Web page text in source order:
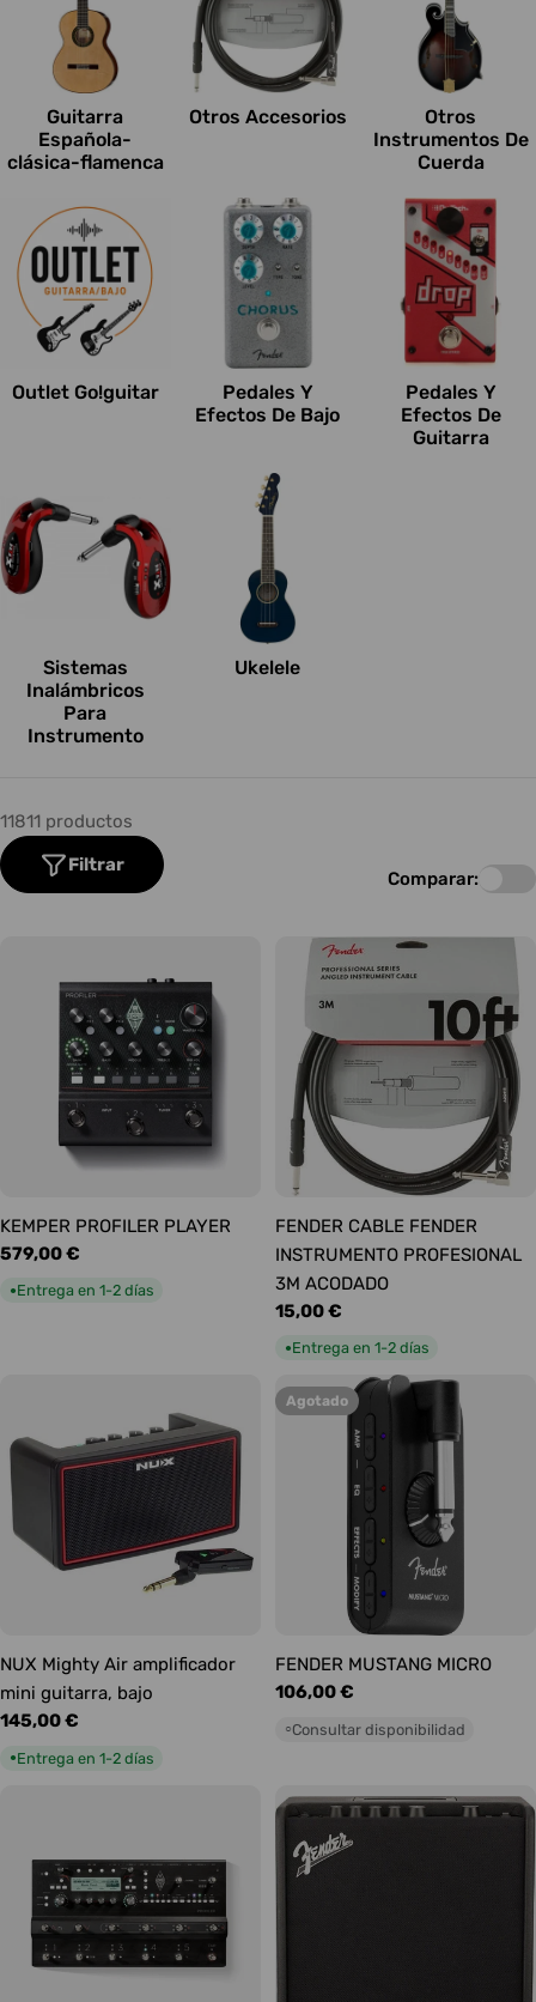
Guitarra
Española-
clásica-flamenca
Otros Accesorios
Otros
Instrumentos De
Cuerda
Outlet Go!guitar
Pedales Y
Efectos De Bajo
Pedales Y
Efectos De
Guitarra
Sistemas
Inalámbricos
Para
Instrumento
Ukelele
11811 productos
Filtrar
Comparar:
KEMPER PROFILER PLAYER
Precio
habitual
579,00 €
●Entrega en 1-2 días
FENDER CABLE FENDER
INSTRUMENTO PROFESIONAL
3M ACODADO
Precio
habitual
15,00 €
●Entrega en 1-2 días
NUX Mighty Air amplificador
mini guitarra, bajo
Precio
145,00 €
●Entrega en 1-2 días
Agotado
FENDER MUSTANG MICRO
Precio
106,00 €
○Consultar disponibilidad